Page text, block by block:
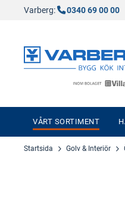
Varberg: 0340 69 00 00
VÅRT SORTIMENT
Startsida Golv & Interiör